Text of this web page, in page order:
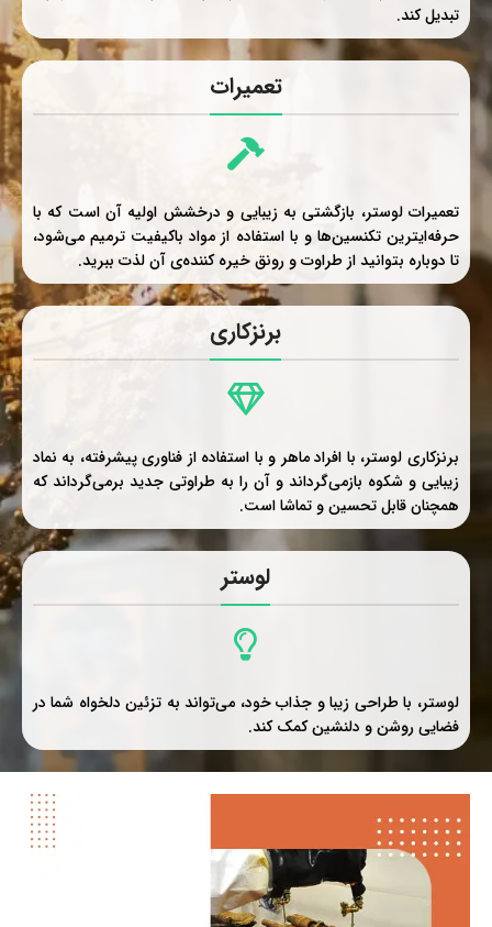
تبدیل کند.
تعمیرات
تعمیرات لوستر، بازگشتی به زیبایی و درخشش اولیه آن است که با
حرفه‌ایترین تکنسین‌ها و با استفاده از مواد باکیفیت ترمیم می‌شود،
تا دوباره بتوانید از طراوت و رونق خیره کننده‌ی آن لذت ببرید.
برنزکاری
برنزکاری لوستر، با افراد ماهر و با استفاده از فناوری پیشرفته، به نماد
زیبایی و شکوه بازمی‌گرداند و آن را به طراوتی جدید برمی‌گرداند که
همچنان قابل تحسین و تماشا است.
لوستر
لوستر، با طراحی زیبا و جذاب خود، می‌تواند به تزئین دلخواه شما در
فضایی روشن و دلنشین کمک کند.